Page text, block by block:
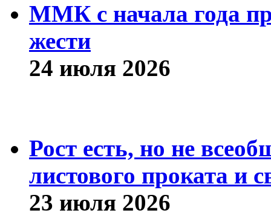
ММК с начала года
жести
24 июля 2026
Рост есть, но не
листового проката и
23 июля 2026